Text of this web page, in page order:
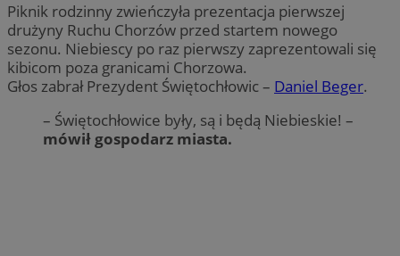
Piknik rodzinny zwieńczyła prezentacja pierwszej
drużyny Ruchu Chorzów przed startem nowego
sezonu. Niebiescy po raz pierwszy zaprezentowali się
kibicom poza granicami Chorzowa.
Głos zabrał Prezydent Świętochłowic – Daniel Beger.
– Świętochłowice były, są i będą Niebieskie! –
mówił gospodarz miasta.